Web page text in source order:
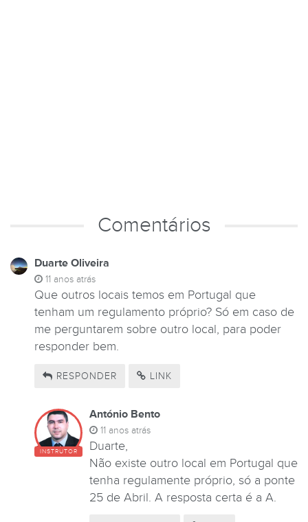
Comentários
Duarte Oliveira
11 anos atrás
Que outros locais temos em Portugal que
tenham um regulamento próprio? Só em caso de
me perguntarem sobre outro local, para poder
responder bem.
RESPONDER LINK
INSTRUTOR
António Bento
11 anos atrás
Duarte,
Não existe outro local em Portugal que
tenha regulamente próprio, só a ponte
25 de Abril. A resposta certa é a A.